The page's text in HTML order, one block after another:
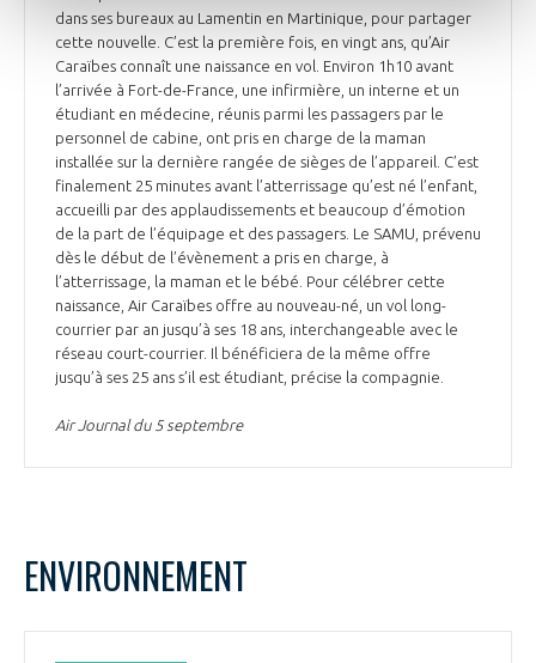
dans ses bureaux au Lamentin en Martinique, pour partager
cette nouvelle. C’est la première fois, en vingt ans, qu’Air
Caraïbes connaît une naissance en vol. Environ 1h10 avant
l’arrivée à Fort-de-France, une infirmière, un interne et un
étudiant en médecine, réunis parmi les passagers par le
personnel de cabine, ont pris en charge de la maman
installée sur la dernière rangée de sièges de l’appareil. C’est
finalement 25 minutes avant l’atterrissage qu’est né l’enfant,
accueilli par des applaudissements et beaucoup d’émotion
de la part de l’équipage et des passagers. Le SAMU, prévenu
dès le début de l’évènement a pris en charge, à
l’atterrissage, la maman et le bébé. Pour célébrer cette
naissance, Air Caraïbes offre au nouveau-né, un vol long-
courrier par an jusqu’à ses 18 ans, interchangeable avec le
réseau court-courrier. Il bénéficiera de la même offre
jusqu’à ses 25 ans s’il est étudiant, précise la compagnie.
Air Journal du 5 septembre
ENVIRONNEMENT